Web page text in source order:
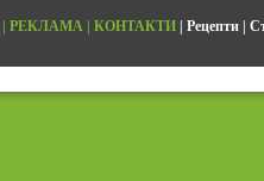
РЕКЛАМА КОНТАКТИ Рецепти